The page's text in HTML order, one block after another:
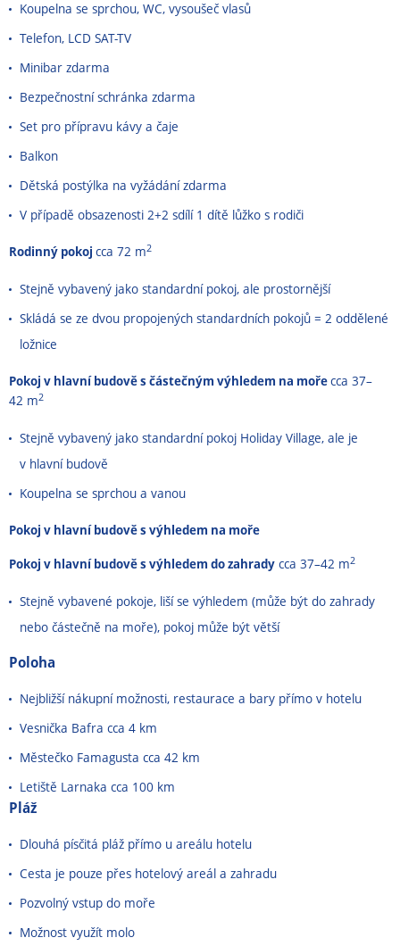
Koupelna se sprchou, WC, vysoušeč vlasů
Telefon, LCD SAT-TV
Minibar zdarma
Bezpečnostní schránka zdarma
Set pro přípravu kávy a čaje
Balkon
Dětská postýlka na vyžádání zdarma
V případě obsazenosti 2+2 sdílí 1 dítě lůžko s rodiči
Rodinný pokoj cca 72 m2
Stejně vybavený jako standardní pokoj, ale prostornější
Skládá se ze dvou propojených standardních pokojů = 2 oddělené
ložnice
Pokoj v hlavní budově s částečným výhledem na mořecca 37–
42 m2
Stejně vybavený jako standardní pokoj Holiday Village, ale je
v hlavní budově
Koupelna se sprchou a vanou
Pokoj v hlavní budově s výhledem na moře
Pokoj v hlavní budově s výhledem do zahrady cca 37–42 m2
Stejně vybavené pokoje, liší se výhledem (může být do zahrady
nebo částečně na moře), pokoj může být větší
Poloha
Nejbližší nákupní možnosti, restaurace a bary přímo v hotelu
Vesnička Bafra cca 4 km
Městečko Famagusta cca 42 km
Letiště Larnaka cca 100 km
Pláž
Dlouhá písčitá pláž přímo u areálu hotelu
Cesta je pouze přes hotelový areál a zahradu
Pozvolný vstup do moře
Možnost využít molo